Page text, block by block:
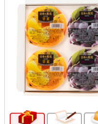
ギフト向け商
メ